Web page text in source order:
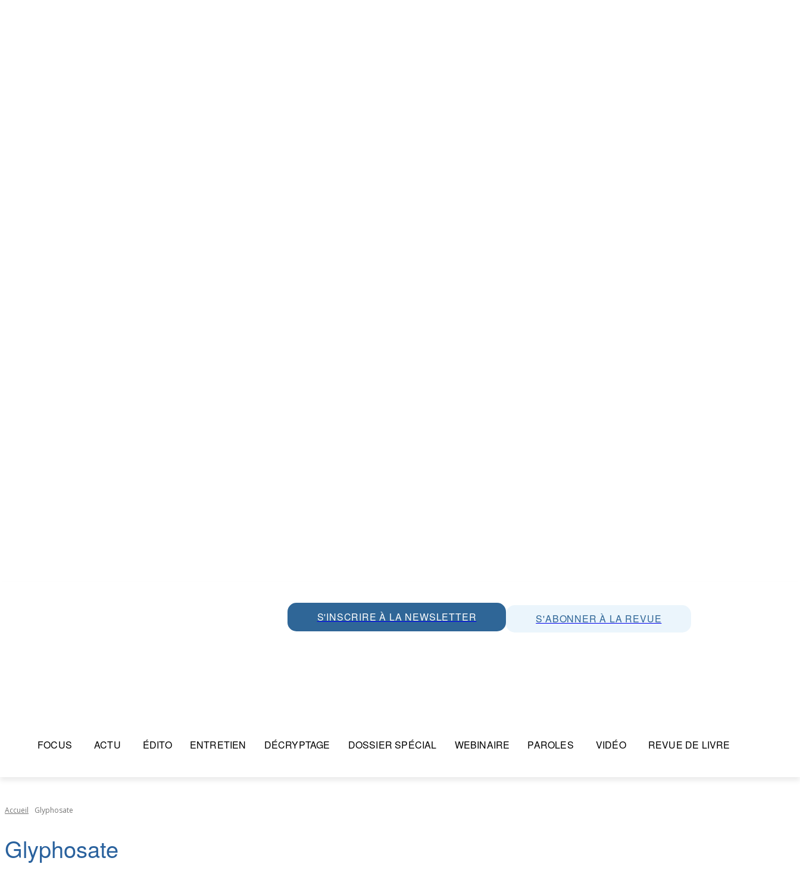
S'INSCRIRE À LA NEWSLETTER S'ABONNER À LA REVUE
FOCUS ACTU ÉDITO ENTRETIEN DÉCRYPTAGE DOSSIER SPÉCIAL WEBINAIRE PAROLES VIDÉO REVUE DE LIVRE
Accueil Glyphosate
Glyphosate